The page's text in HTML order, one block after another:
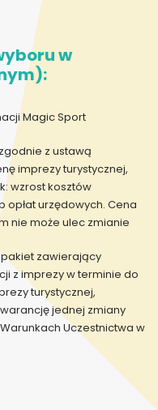
w
Magic Sport
z ustawą
imprezy turystycznej,
wzrost kosztów
opłat urzędowych. Cena
nie może ulec zmianie
zawierający
z imprezy w terminie do
turystycznej,
jednej zmiany
Uczestnictwa w